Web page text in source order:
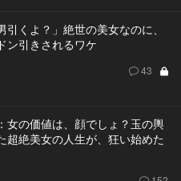
引くよ？」絶世の美女なのに、
ン引きされるワケ
43
女の価値は、顔でしょ？玉の輿
超絶美女の人生が、狂い始めた